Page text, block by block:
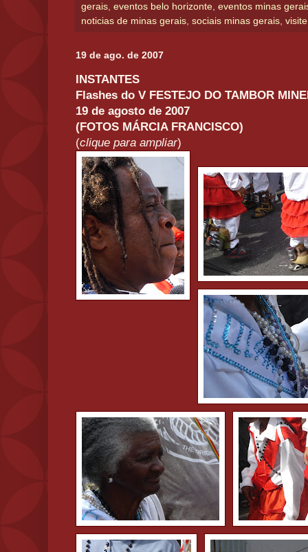
gerais eventos belo horizonte eventos minas
noticias de minas gerais sociais minas gerais
19 de ago. de 2007
INSTANTES
Flashes do V FESTEJO DO TAMBOR
19 de agosto de 2007
(FOTOS MÁRCIA FRANCISCO)
(clique para ampliar)